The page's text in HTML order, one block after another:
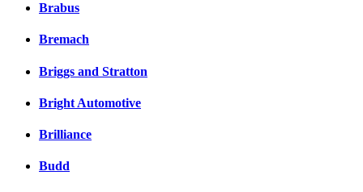
Brabus
Bremach
Briggs and Stratton
Bright Automotive
Brilliance
Budd